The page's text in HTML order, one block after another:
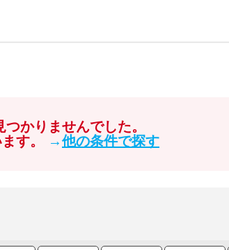
かりませんでした。
す。
→他の条件で探す